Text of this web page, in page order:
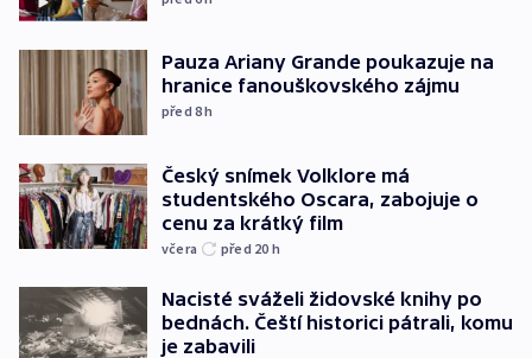
Pauza Ariany Grande poukazuje na
hranice fanouškovského zájmu
před 8h
Český snímek Volklore má
studentského Oscara, zabojuje o
cenu za krátký film
včera před 20 h
Nacisté sváželi židovské knihy po
bednách. Čeští historici pátrali, komu
je zabavili